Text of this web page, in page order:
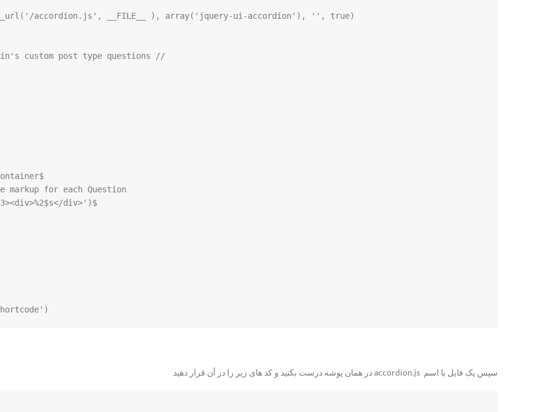
سپس یک فایل با اسم accordion.js در همان پوشه درست بکنید و کد های زیر را در آن قرار دهید